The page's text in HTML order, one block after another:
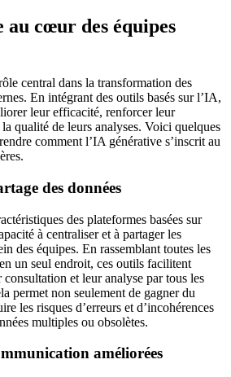
au cœur des équipes
central dans la transformation des
En intégrant des outils basés sur l’IA,
leur efficacité, renforcer leur
qualité de leurs analyses. Voici quelques
comment l’IA générative s’inscrit au
des données
des plateformes basées sur
à centraliser et à partager les
des équipes. En rassemblant toutes les
un seul endroit, ces outils facilitent
consultation et leur analyse par tous les
permet non seulement de gagner du
les risques d’erreurs et d’incohérences
multiples ou obsolètes.
améliorées